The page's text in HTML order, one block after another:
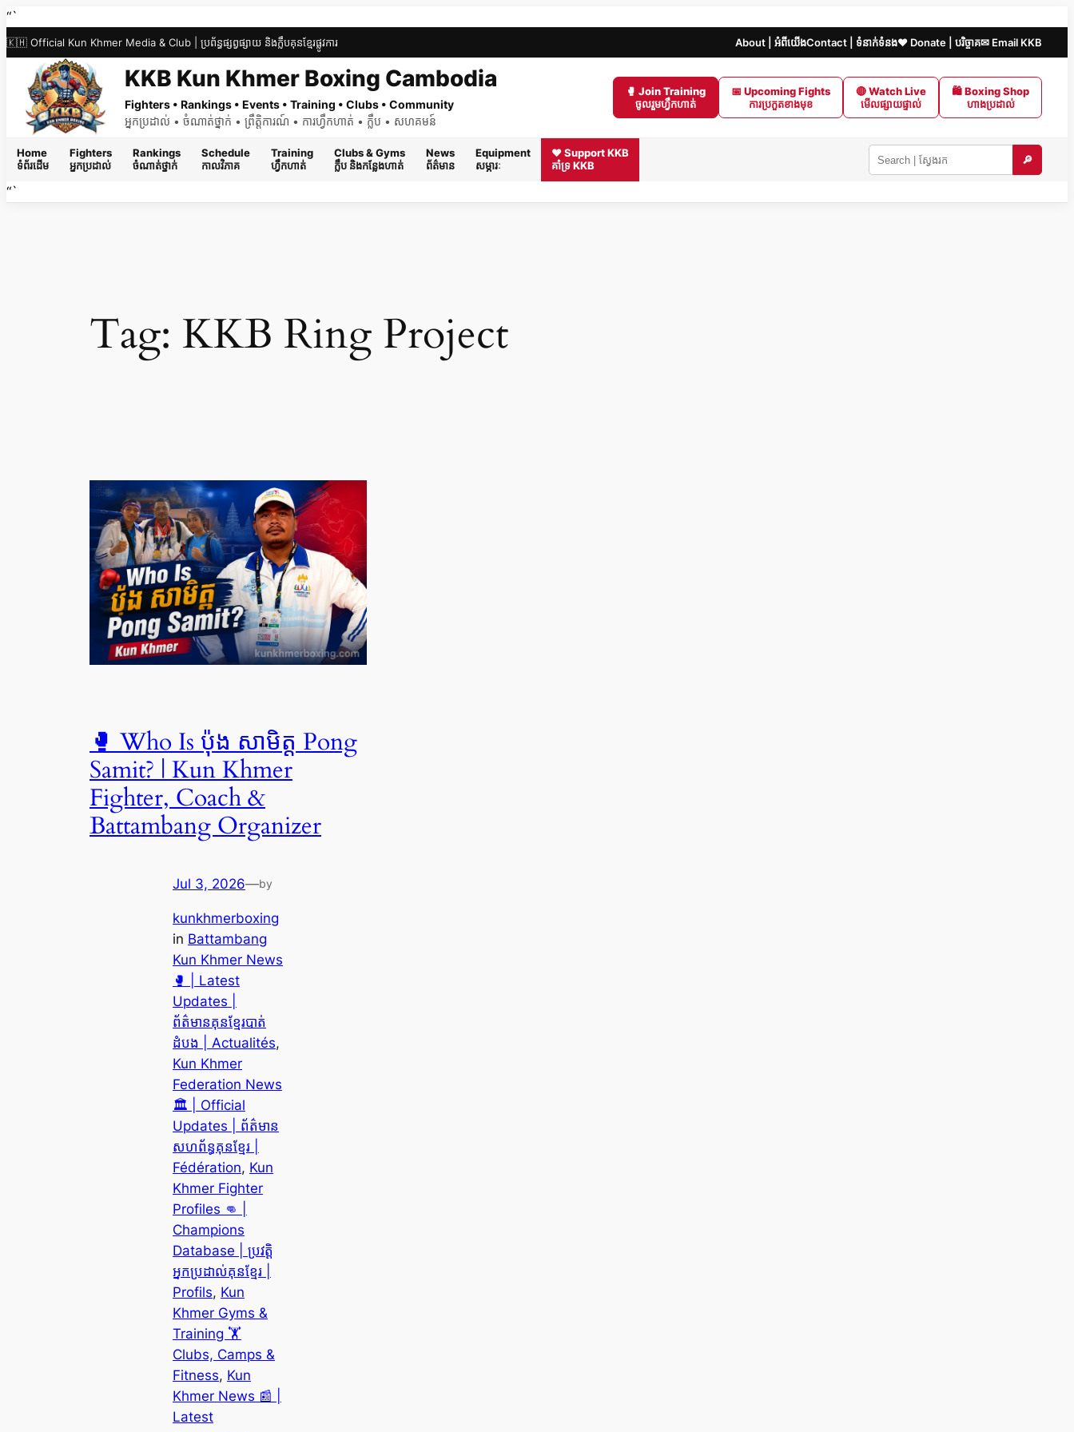
Skip
to
content
“`
🇰🇭 Official Kun Khmer Media & Club | ប្រព័ន្ធផ្សព្វផ្សាយ និងក្លឹបគុនខ្មែរផ្លូវការ About | អំពីយើងContact | ទំនាក់ទំនង❤️ Donate | បរិច្ចាគ✉ Email KKB
KKB Kun Khmer Boxing Cambodia
Fighters • Rankings • Events • Training • Clubs • Community
អ្នកប្រដាល់ • ចំណាត់ថ្នាក់ • ព្រឹត្តិការណ៍ • ការហ្វឹកហាត់ • ក្លឹប • សហគមន៍
🥊 Join Training
ចូលរួមហ្វឹកហាត់
📅 Upcoming Fights
ការប្រកួតខាងមុខ
🔴 Watch Live
មើលផ្សាយផ្ទាល់
🛍 Boxing Shop
ហាងប្រដាល់
Home
ទំព័រដើម
Fighters
អ្នកប្រដាល់
Rankings
ចំណាត់ថ្នាក់
Schedule
កាលវិភាគ
Training
ហ្វឹកហាត់
Clubs & Gyms
ក្លឹប និងកន្លែងហាត់
News
ព័ត៌មាន
Equipment
សម្ភារៈ
❤️ Support KKB
គាំទ្រ KKB
Search
🔎
“`
Tag: KKB Ring Project
🥊 Who Is ប៉ុង សាមិត្ត Pong
Samit? | Kun Khmer
Fighter, Coach &
Battambang Organizer
Jul 3, 2026—by
kunkhmerboxing
in Battambang
Kun Khmer News
🥊 | Latest
Updates |
ព័ត៌មានគុនខ្មែរបាត់
ដំបង | Actualités
Kun Khmer
Federation News
🏛️ | Official
Updates | ព័ត៌មាន
សហព័ន្ធគុនខ្មែរ |
Fédération, Kun
Khmer Fighter
Profiles 👊 |
Champions
Database | ប្រវត្តិ
អ្នកប្រដាល់គុនខ្មែរ |
Profils, Kun
Khmer Gyms &
Training 🏋️
Clubs, Camps &
Fitness, Kun
Khmer News 📰 |
Latest